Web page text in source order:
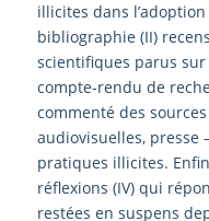
illicites dans
bibliographie (II)
scientifiques parus
compte-rendu de
commenté des
audiovisuelles, presse
pratiques illicites.
réflexions (IV) qui
restées en suspens